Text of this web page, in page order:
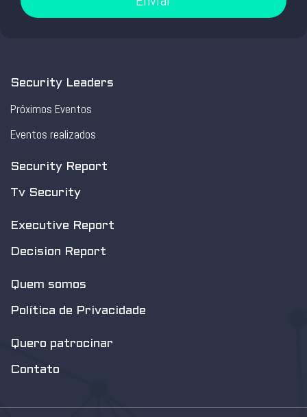
Security Leaders
Próximos Eventos
Eventos realizados
Security Report
Tv Security
Executive Report
Decision Report
Quem somos
Política de Privacidade
Quero patrocinar
Contato